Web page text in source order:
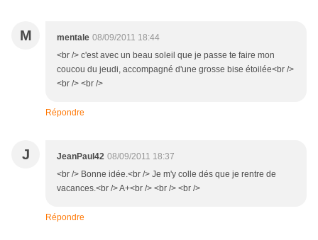
M mentale 08/09/2011 18:44
<br /> c'est avec un beau soleil que je passe te faire mon
coucou du jeudi, accompagné d'une grosse bise étoilée<br />
<br /> <br />
Répondre
J JeanPaul42 08/09/2011 18:37
<br /> Bonne idée.<br /> Je m'y colle dés que je rentre de
vacances.<br /> A+<br /> <br /> <br />
Répondre